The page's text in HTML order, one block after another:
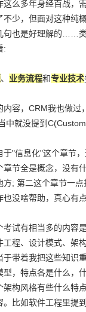
这么多年身经百战，
不少，但面对这种纯
句也是好理解的……
:
、 业务流程和专业技术
内容，CRM我也做过
中就没提到
于"信息化"这个章节
章节全是概念，没有
方; 第二这个章节一
没啥帮助，真心有点
考试有相当多的内容
工程、设计模式、架
带着我把这些知识
型，特点各是什么，
架构风格有些什么特
。比如软件工程里提